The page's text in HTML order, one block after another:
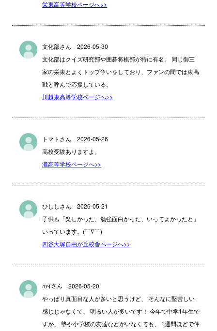
栄東高等学校ページへ>>
文化部さん 2026-05-30
文化部はクイズ研究部や囲碁将棋部が特に有名。 同じ御三
家の栄東とよくトップ争いをしており、ファンの間では東高
戦と呼んで応援している。
川越東高等学校ページへ>>
トマトさん 2026-05-26
高校受験ありますよ。
灘高等学校ページへ>>
ひししさん 2026-05-21
子供も「楽しかった、勉強面白かった、いってよかったと」
いっています。(⌒∇⌒)
四谷大塚自由が丘校舎ページへ>>
ﾊｧｲさん 2026-05-20
やっぱり真面目な人が多いと思うけど、 そんなに堅苦しい
感じじゃなくて、 明るい人が多いです！ 今年で中学1年生で
すが、 塾や小学校の友達などがいなくても、 1週間ほどで仲